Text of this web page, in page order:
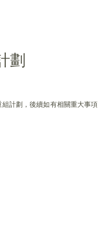
劃
計劃，後續如有相關重大事